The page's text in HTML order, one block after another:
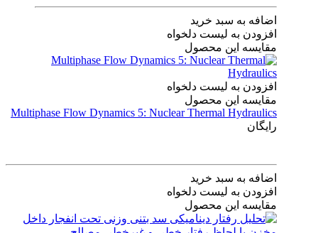
اضافه به سبد خرید
افزودن به لیست دلخواه
مقایسه این محصول
افزودن به لیست دلخواه
مقایسه این محصول
Multiphase Flow Dynamics 5: Nuclear Thermal Hydraulics
رایگان
اضافه به سبد خرید
افزودن به لیست دلخواه
مقایسه این محصول